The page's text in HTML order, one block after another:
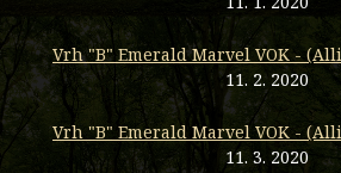
Vrh "B" Emerald Marvel VOK -
11. 2. 2020
Vrh "B" Emerald Marvel VOK -
11. 3. 2020